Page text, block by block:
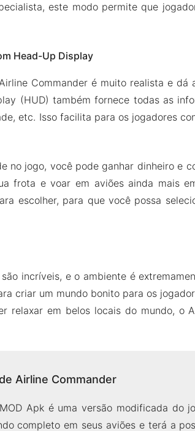
este modo permite que
Head-Up Display
Commander é muito realista e dá
(HUD) também fornece todas as
etc. Isso facilita para os jogadores
no jogo, você pode ganhar dinheiro e
frota e voar em aviões ainda mais
escolher, para que você possa
incríveis, e o ambiente é
criar um mundo bonito para os
relaxar em belos locais do mundo, o
Airline Commander
Apk é uma versão modificada do
completo em seus aviões e terá a